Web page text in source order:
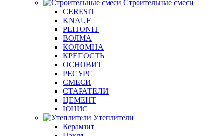
Строительные смеси
CERESIT
KNAUF
PLITONIT
ВОЛМА
КОЛОМНА
КРЕПОСТЬ
ОСНОВИТ
РЕСУРС
СМЕСИ
СТАРАТЕЛИ
ЦЕМЕНТ
ЮНИС
Утеплители
Керамзит